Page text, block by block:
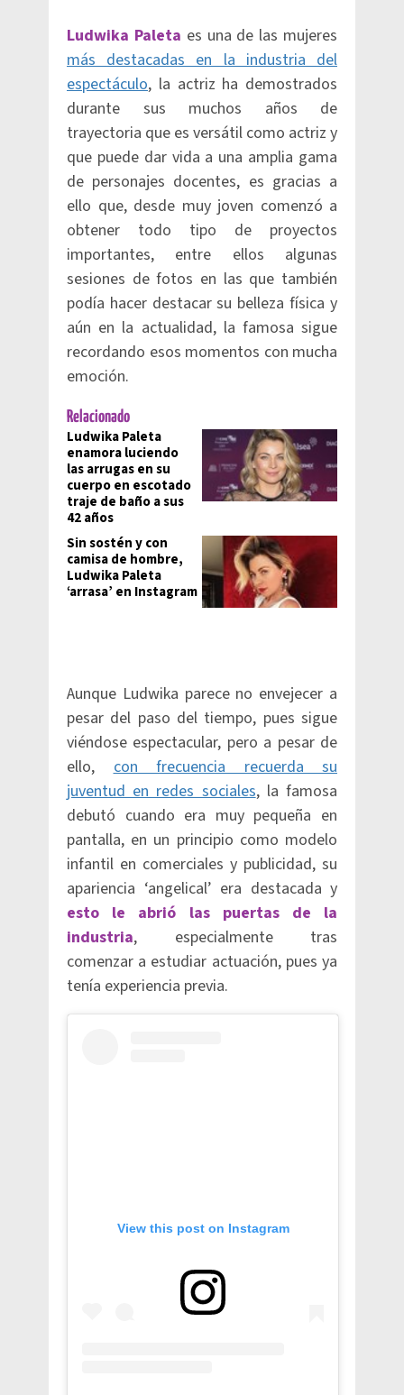
Ludwika Paleta es una de las mujeres
más destacadas en la industria del
espectáculo, la actriz ha demostrados
durante sus muchos años de
trayectoria que es versátil como actriz y
que puede dar vida a una amplia gama
de personajes docentes, es gracias a
ello que, desde muy joven comenzó a
obtener todo tipo de proyectos
importantes, entre ellos algunas
sesiones de fotos en las que también
podía hacer destacar su belleza física y
aún en la actualidad, la famosa sigue
recordando esos momentos con mucha
emoción.
Relacionado
Ludwika Paleta
enamora luciendo
las arrugas en su
cuerpo en escotado
traje de baño a sus
42 años
Sin sostén y con
camisa de hombre,
Ludwika Paleta
‘arrasa’ en Instagram
Aunque Ludwika parece no envejecer a
pesar del paso del tiempo, pues sigue
viéndose espectacular, pero a pesar de
ello,con frecuencia recuerda su
juventud en redes sociales, la famosa
debutó cuando era muy pequeña en
pantalla, en un principio como modelo
infantil en comerciales y publicidad, su
apariencia ‘angelical’ era destacada y
esto le abrió las puertas de la
industria, especialmente tras
comenzar a estudiar actuación, pues ya
tenía experiencia previa.
View this post on Instagram